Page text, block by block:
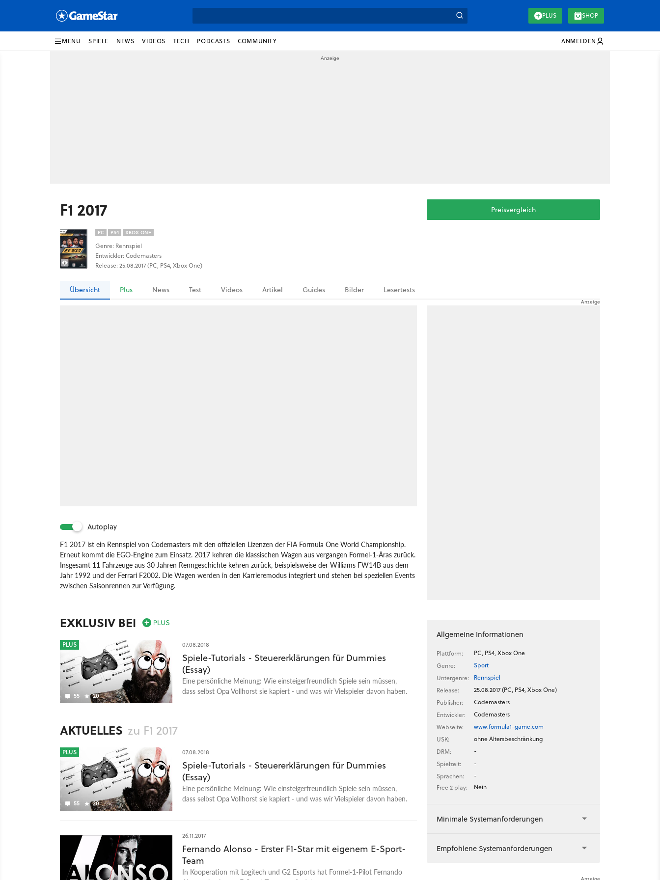
PLUS SHOP
MENU SPIELE NEWS VIDEOS TECH PODCASTS COMMUNITY ANMELDEN
F1 2017
PC PS4 XBOX ONE
Genre: Rennspiel
Entwickler: Codemasters
Release: 25.08.2017 (PC, PS4, Xbox One)
Preisvergleich
Übersicht Plus News Test Videos Artikel Guides Bilder Lesertests
Autoplay
F1 2017 ist ein Rennspiel von Codemasters mit den offiziellen Lizenzen der FIA Formula One World Championship.
Erneut kommt die EGO-Engine zum Einsatz. 2017 kehren die klassischen Wagen aus vergangen Formel-1-Äras zurück.
Insgesamt 11 Fahrzeuge aus 30 Jahren Renngeschichte kehren zurück, beispielsweise der Williams FW14B aus dem
Jahr 1992 und der Ferrari F2002. Die Wagen werden in den Karrieremodus integriert und stehen bei speziellen Events
zwischen Saisonrennen zur Verfügung.
EXKLUSIV BEI
55 20
PLUS 07.08.2018
Spiele-Tutorials - Steuererklärungen für Dummies
(Essay)
Eine persönliche Meinung: Wie einsteigerfreundlich Spiele sein müssen,
dass selbst Opa Vollhorst sie kapiert - und was wir Vielspieler davon haben.
AKTUELLES zu F1 2017
55 20
PLUS 07.08.2018
Spiele-Tutorials - Steuererklärungen für Dummies
(Essay)
Eine persönliche Meinung: Wie einsteigerfreundlich Spiele sein müssen,
dass selbst Opa Vollhorst sie kapiert - und was wir Vielspieler davon haben.
26.11.2017
Fernando Alonso - Erster F1-Star mit eigenem E-Sport-
Team
In Kooperation mit Logitech und G2 Esports hat Formel-1-Pilot Fernando
Allgemeine Informationen
Plattform:
PC, PS4, Xbox One
Genre:
Sport
Untergenre:
Rennspiel
Release:
25.08.2017 (PC, PS4, Xbox One)
Publisher:
Codemasters
Entwickler:
Codemasters
Webseite:
www.formula1-game.com
USK:
ohne Altersbeschränkung
DRM:
-
Spielzeit:
-
Sprachen:
-
Free 2 play:
Nein
Minimale Systemanforderungen
Empfohlene Systemanforderungen